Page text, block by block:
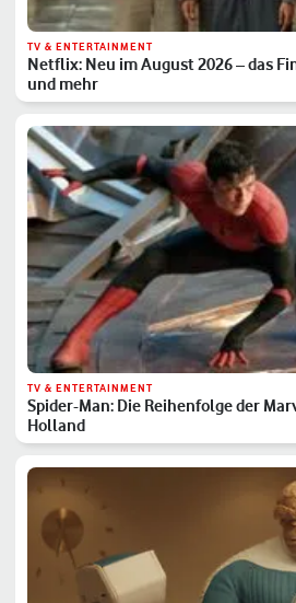
TV & ENTERTAINMENT
Netflix: Neu im August 2026 – das
und mehr
TV & ENTERTAINMENT
Spider-Man: Die Reihenfolge der
Holland